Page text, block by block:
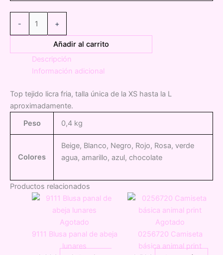
-
fría
+
Añadir al carrito
Descripción
Información adicional
Top tejido licra fria, talla única de la XS hasta la L
aproximadamente.
Peso
0,4 kg
Colores
Beige, Blanco, Negro, Rojo, Rosa, verde
agua, amarillo, azul, chocolate
Productos relacionados
Agotado
9111 Blusa panal de abeja
lunares
Agotado
0256720 Camiseta
básica animal print